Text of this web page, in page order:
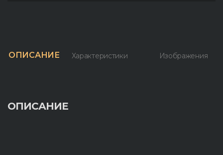
ОПИСАНИЕ Характеристики Изображения
ОПИСАНИЕ